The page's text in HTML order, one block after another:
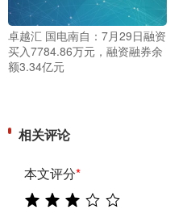
卓越汇 国电南自：7月29日融资
买入7784.86万元，融资融券余
额3.34亿元
相关评论
本文评分*